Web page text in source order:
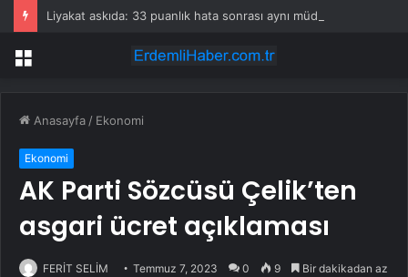
Menü
Anasayfa / Ekonomi
Ekonomi
AK Parti Sözcüsü Çelik’ten
asgari ücret açıklaması
FERİT SELİM Temmuz 7, 2023 0 9 Bir dakikadan az